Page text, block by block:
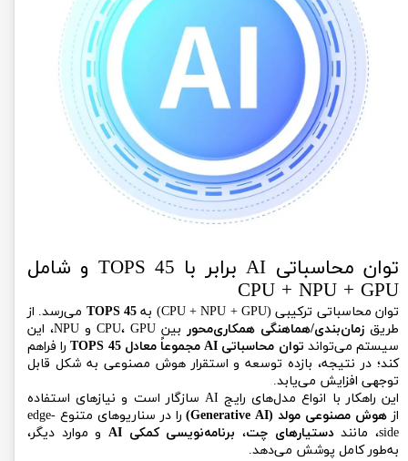
توان محاسباتی AI برابر با 45 TOPS و شامل
CPU + NPU + GPU
توان محاسباتی ترکیبی (CPU + NPU + GPU) به 45 TOPS
می‌رسد. از
طریق زمان‌بندی/هماهنگی همکاری‌محور
بین CPU، GPU و NPU، این
سیستم می‌تواند توان محاسباتی AI مجموعاً معادل 45 TOPS
را فراهم
کند؛ در نتیجه، بازده توسعه و استقرار هوش مصنوعی به شکل قابل
توجهی افزایش می‌یابد.
این راهکار با انواع مدل‌های رایج AI سازگار است و نیازهای استفاده
از هوش مصنوعی مولد (Generative AI)
را در سناریوهای متنوع edge-
side، مانند
دستیارهای چت، برنامه‌نویسی کمکی AI
و موارد دیگر،
به‌طور کامل پوشش می‌دهد.